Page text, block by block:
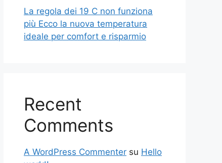
La regola dei 19 C non funziona
più Ecco la nuova temperatura
ideale per comfort e risparmio
Recent
Comments
A WordPress Commenter su Hello